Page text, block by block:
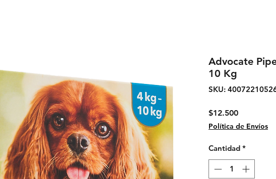
Advocate
10 Kg
SKU:
$12.500Precio
Política de Envíos
Cantidad *